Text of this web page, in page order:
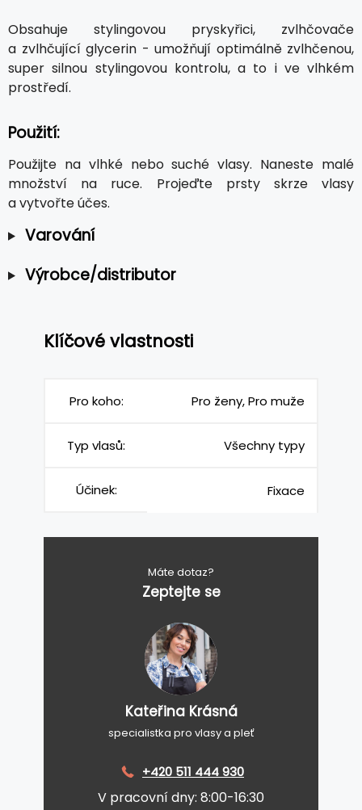
Obsahuje stylingovou pryskyřici, zvlhčovače
a zvlhčující glycerin - umožňují optimálně zvlhčenou,
super silnou stylingovou kontrolu, a to i ve vlhkém
prostředí.
Použití:
Použijte na vlhké nebo suché vlasy. Naneste malé
množství na ruce. Projeďte prsty skrze vlasy
a vytvořte účes.
Varování
Výrobce/distributor
Klíčové vlastnosti
Pro koho: Pro ženy, Pro muže
Typ vlasů: Všechny typy
Účinek: Fixace
Máte dotaz?
Zeptejte se
Kateřina Krásná
specialistka pro vlasy a pleť
+420 511 444 930
V pracovní dny: 8:00-16:30